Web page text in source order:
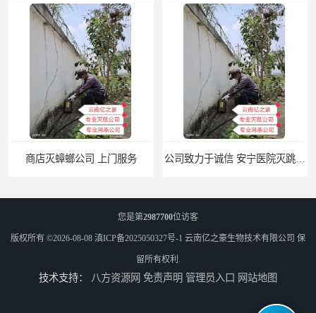
商店灭蟑螂公司 上门服务
您是第2987700位访客
版权所有 ©2026-08-08 滇ICP备2025050327号-1 云南亿之豪生物技术有限公司 保
留所有权利.
技术支持： 八方资源网 免责声明 管理员入口 网站地图